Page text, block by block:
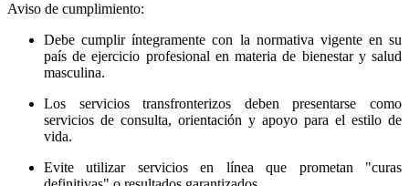
Aviso de cumplimiento:
Debe cumplir íntegramente con la normativa vigente en su
país de ejercicio profesional en materia de bienestar y salud
masculina.
Los servicios transfronterizos deben presentarse como
servicios de consulta, orientación y apoyo para el estilo de
vida.
Evite utilizar servicios en línea que prometan "curas